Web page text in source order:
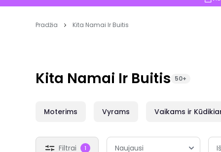
Pradžia Kita Namai Ir Buitis
Kita Namai Ir Buitis 50+
Moterims Vyrams Vaikams ir
Filtrai 1